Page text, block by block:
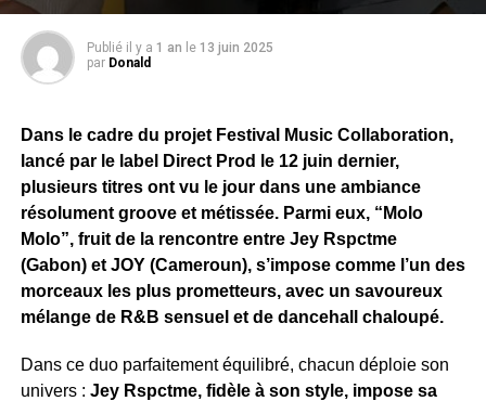
Publié il y a 1 an le 13 juin 2025
par Donald
Dans le cadre du projet Festival Music Collaboration,
lancé par le label Direct Prod le 12 juin dernier,
plusieurs titres ont vu le jour dans une ambiance
résolument groove et métissée. Parmi eux, “Molo
Molo”, fruit de la rencontre entre Jey Rspctme
(Gabon) et JOY (Cameroun), s’impose comme l’un des
morceaux les plus prometteurs, avec un savoureux
mélange de R&B sensuel et de dancehall chaloupé.
Dans ce duo parfaitement équilibré, chacun déploie son
univers : Jey Rspctme, fidèle à son style, impose sa